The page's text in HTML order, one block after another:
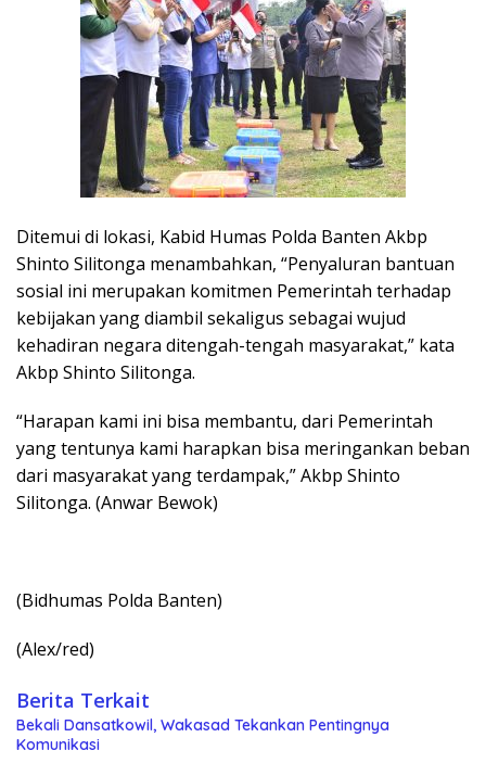
Ditemui di lokasi, Kabid Humas Polda Banten Akbp
Shinto Silitonga menambahkan, “Penyaluran bantuan
sosial ini merupakan komitmen Pemerintah terhadap
kebijakan yang diambil sekaligus sebagai wujud
kehadiran negara ditengah-tengah masyarakat,” kata
Akbp Shinto Silitonga.
“Harapan kami ini bisa membantu, dari Pemerintah
yang tentunya kami harapkan bisa meringankan beban
dari masyarakat yang terdampak,” Akbp Shinto
Silitonga. (Anwar Bewok)
(Bidhumas Polda Banten)
(Alex/red)
Berita Terkait
Bekali Dansatkowil, Wakasad Tekankan Pentingnya
Komunikasi